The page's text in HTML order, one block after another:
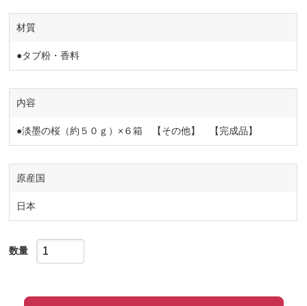
材質
●タブ粉・香料
内容
●淡墨の桜（約５０ｇ）×６箱 【その他】 【完成品】
原産国
日本
数量